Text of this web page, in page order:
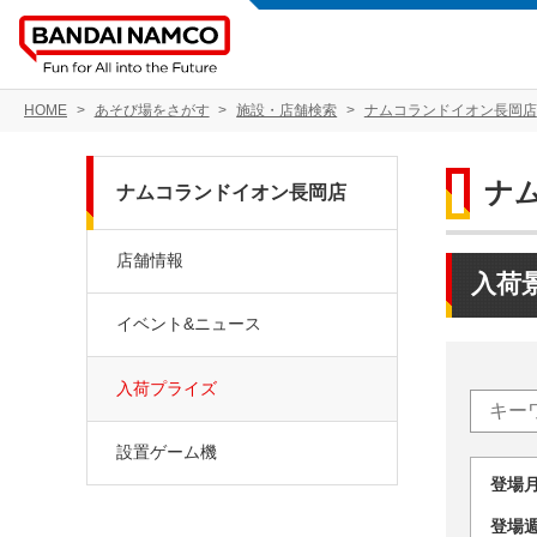
HOME あそび場をさがす 施設・店舗検索 ナムコランドイオン長岡店
ナ
入荷
登
登
ナムコランドイオン長岡店
店舗情報
イベント&ニュース
入荷プライズ
設置ゲーム機